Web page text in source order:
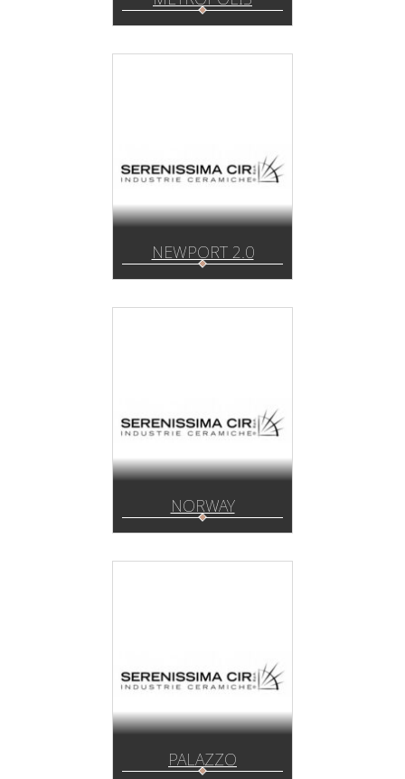
NEWPORT 2.0
NORWAY
PALAZZO